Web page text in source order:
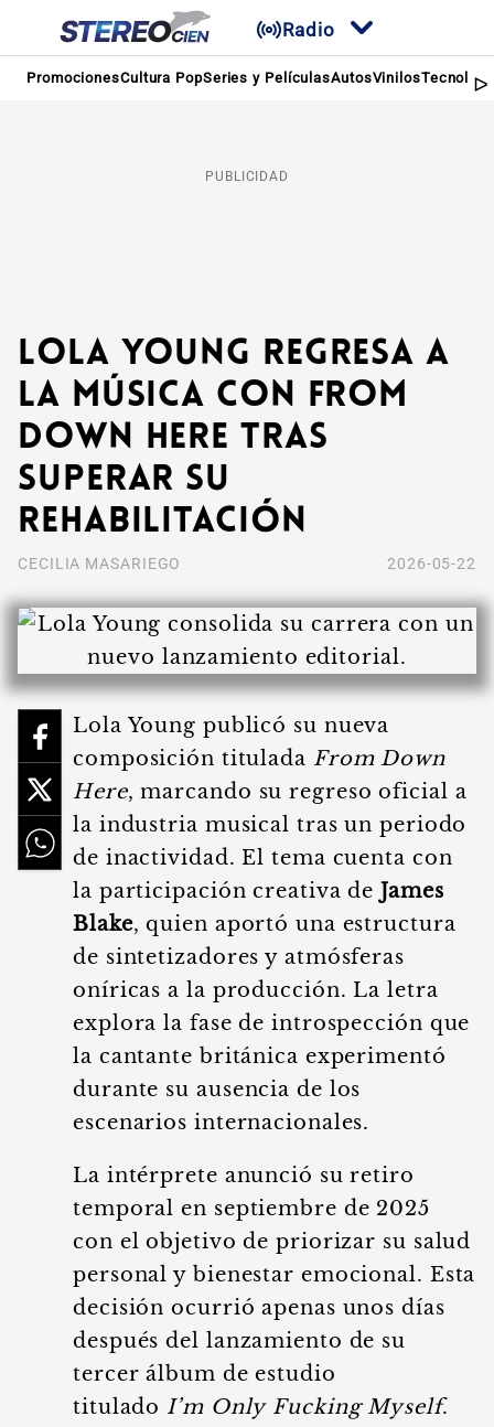
Radio
PromocionesCultura PopSeries y PelículasAutosVinilos
PUBLICIDAD
Lola Young regresa a
la música con From
Down Here tras
superar su
rehabilitación
CECILIA MASARIEGO 2026-05-22
Lola Young publicó su nueva
composición titulada From Down
Here, marcando su regreso oficial a
la industria musical tras un periodo
de inactividad. El tema cuenta con
la participación creativa deJames
Blake, quien aportó una estructura
de sintetizadores y atmósferas
oníricas a la producción. La letra
explora la fase de introspección que
la cantante británica experimentó
durante su ausencia de los
escenarios internacionales.
La intérprete anunció su retiro
temporal en septiembre de 2025
con el objetivo de priorizar su salud
personal y bienestar emocional. Esta
decisión ocurrió apenas unos días
después del lanzamiento de su
tercer álbum de estudio
titulado I’m Only Fucking Myself.